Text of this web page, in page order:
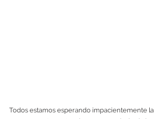
Todos estamos esperando impacientemente la